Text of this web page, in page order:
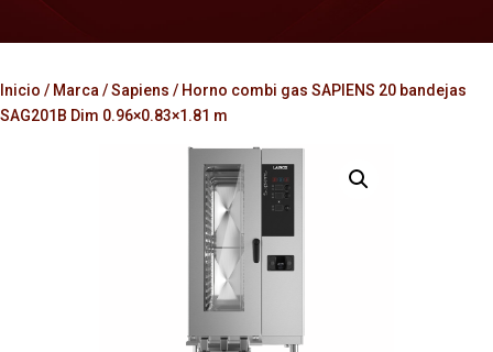
Inicio / Marca /Sapiens / Horno combi gas SAPIENS 20 bandejas
SAG201B Dim 0.96×0.83×1.81 m